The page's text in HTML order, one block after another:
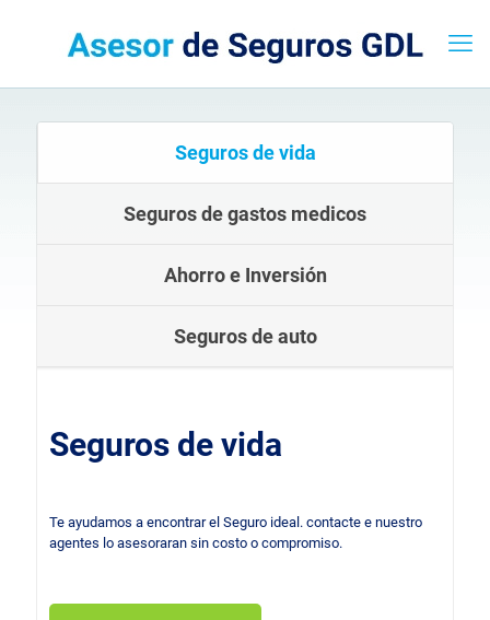
Seguros de vida
Seguros de gastos medicos
Ahorro e Inversión
Seguros de auto
Seguros de vida
Te ayudamos a encontrar el Seguro ideal. contacte e nuestro
agentes lo asesoraran sin costo o compromiso.